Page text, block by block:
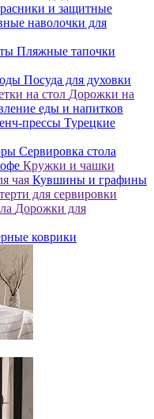
и защитные
наволочки для
Пляжные тапочки
Посуда для духовки
на стол Дорожки на
еды и напитков
прессы Турецкие
Сервировка стола
Кружки и чашки
чая Кувшины и графины
для сервировки
Дорожки для
коврики